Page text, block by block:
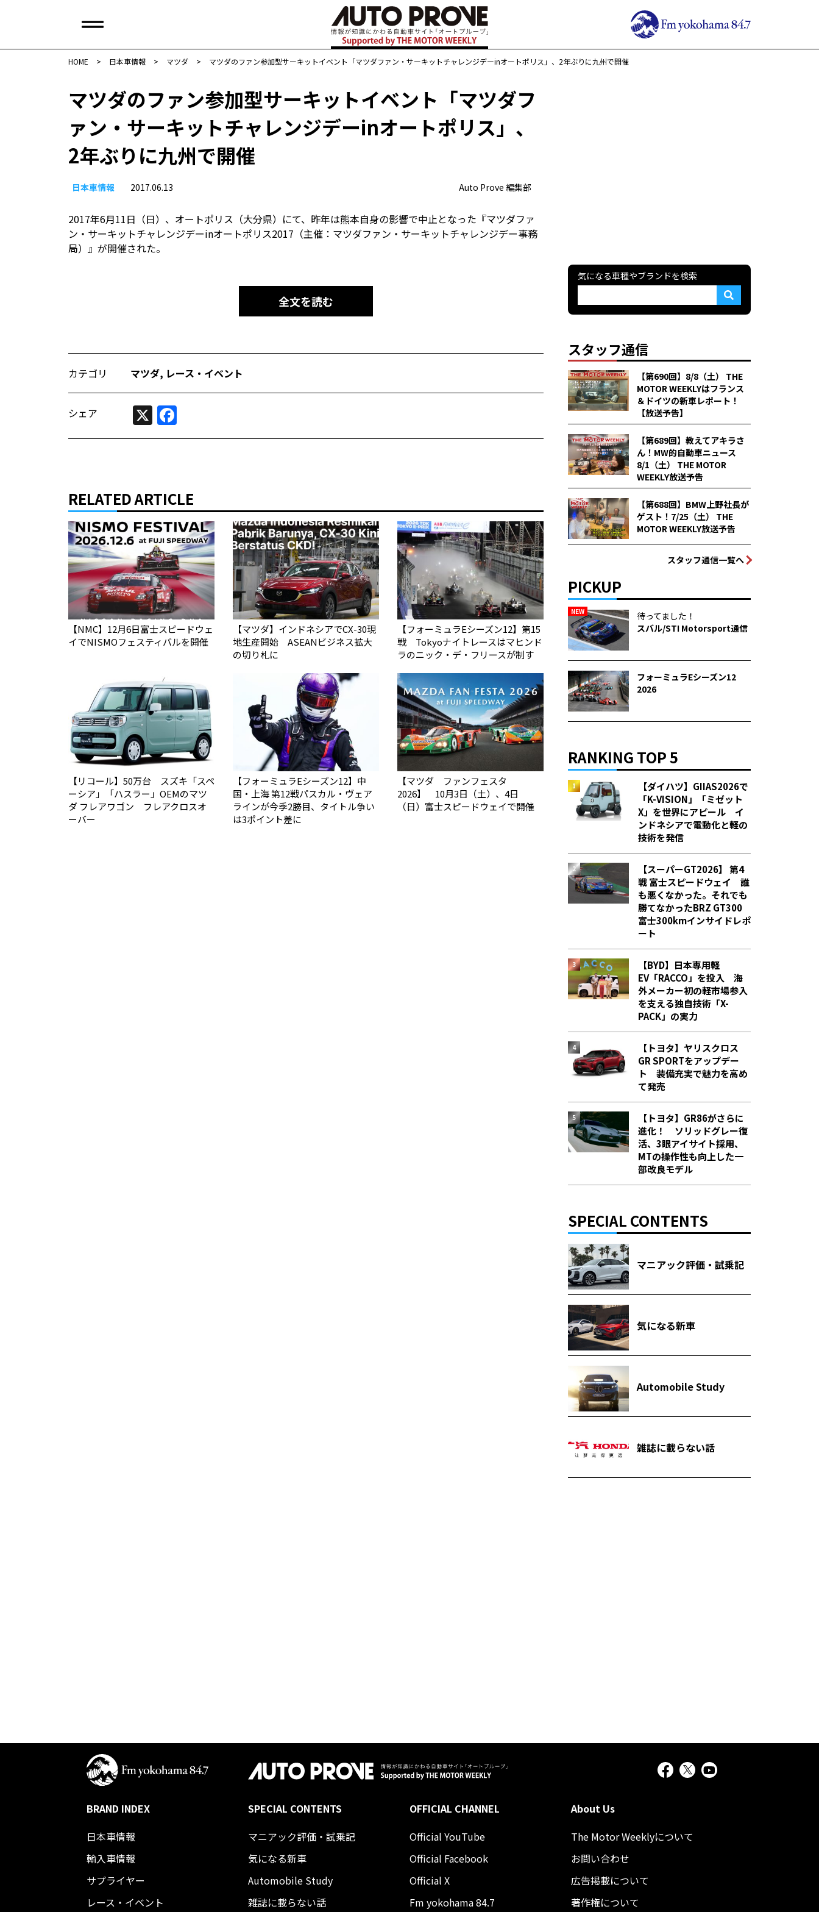
HOME > 日本車情報​ > マツダ > マツダのファン参加型サーキットイベント「マツダファン・サーキットチャレンジデーinオートポリス」、2年ぶりに九州で開催
マツダのファン参加型サーキットイベント「マツダフ
ァン・サーキットチャレンジデーinオートポリス」、
2年ぶりに九州で開催
日本車情報​ 2017.06.13 Auto Prove 編集部
2017年6月11日（日）、オートポリス（大分県）にて、昨年は熊本自身の影響で中止となった『マツダファ
ン・サーキットチャレンジデーinオートポリス2017（主催：マツダファン・サーキットチャレンジデー事務
局）』が開催された。
全文を読む
カテゴリ マツダ, レース・イベント
シェア X
RELATED ARTICLE
【NMC】12月6日富士スピードウェ
イでNISMOフェスティバルを開催
【マツダ】インドネシアでCX-30現
地生産開始 ASEANビジネス拡大
の切り札に
【フォーミュラEシーズン12】第15
戦 Tokyoナイトレースはマヒンド
ラのニック・デ・フリースが制す
【リコール】50万台 スズキ「スペ
ーシア」「ハスラー」OEMのマツ
ダ フレアワゴン フレアクロスオ
ーバー
【フォーミュラEシーズン12】中
国・上海 第12戦パスカル・ヴェア
ラインが今季2勝目、タイトル争い
は3ポイント差に
【マツダ ファンフェスタ
2026】 10月3日（土）、4日
（日）富士スピードウェイで開催
気になる車種やブランドを検索
スタッフ通信
【第690回】8/8（土） THE
MOTOR WEEKLYはフランス
＆ドイツの新車レポート！
【放送予告】
【第689回】教えてアキラさ
ん！MW的自動車ニュース
8/1（土） THE MOTOR
WEEKLY放送予告
【第688回】BMW上野社長が
ゲスト！7/25（土） THE
MOTOR WEEKLY放送予告
スタッフ通信一覧へ
PICKUP
NEW
待ってました！
スバル/STI Motorsport通信
フォーミュラEシーズン12
2026
RANKING TOP 5
【ダイハツ】GIIAS2026で
「K-VISION」「ミゼット
X」を世界にアピール イ
ンドネシアで電動化と軽の
技術を発信
【スーパーGT2026】 第4
戦 富士スピードウェイ 誰
も悪くなかった。それでも
勝てなかった――BRZ GT300
富士300kmインサイドレポ
ート
【BYD】日本専用軽
EV「RACCO」を投入 海
外メーカー初の軽市場参入
を支える独自技術「X-
PACK」の実力
【トヨタ】ヤリスクロス
GR SPORTをアップデー
ト 装備充実で魅力を高め
て発売
【トヨタ】GR86がさらに
進化！ ソリッドグレー復
活、3眼アイサイト採用、
MTの操作性も向上した一
部改良モデル
SPECIAL CONTENTS
マニアック評価・試乗記
気になる新車
Automobile Study
雑誌に載らない話
BRAND INDEX
日本車情報​
輸入車情報
サプライヤー
レース・イベント
SPECIAL CONTENTS
マニアック評価・試乗記
気になる新車
Automobile Study
雑誌に載らない話
OFFICIAL CHANNEL
Official YouTube
Official Facebook
Official X
Fm yokohama 84.7
About Us
The Motor Weeklyについて
お問い合わせ
広告掲載について
著作権について